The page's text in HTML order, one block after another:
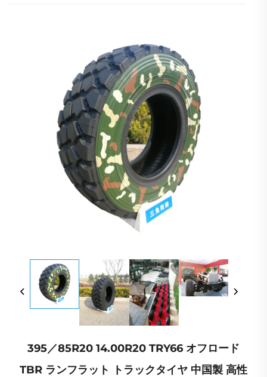
395／85R20 14.00R20 TRY66 オフロード
TBR ランフラット トラックタイヤ 中国製 高性